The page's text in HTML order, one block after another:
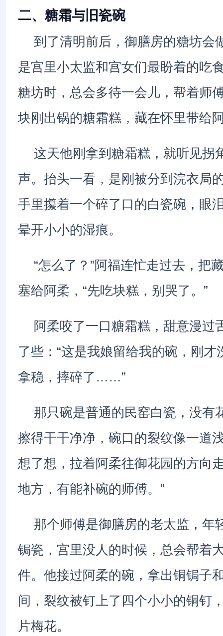
二、糖霜与旧瓷碗
到了清明前后，御膳房的糖坊会
是宫里小太监和宫女们最盼着的吃
糖坊时，总会多待一会儿，帮着师
块刚出锅的糖霜糕，藏在怀里带给
这天他刚拿到糖霜糕，就听见拐
声。抬头一看，是刚被分到浣衣局
手里攥着一个碎了口的白瓷碗，眼
晕开小小的湿痕。
“怎么了？”阿福连忙走过去，把
塞给阿柔，“先吃块糕，别哭了。”
阿柔咬了一口糖霜糕，甜意漫过
了些：“这是我娘留给我的碗，刚才
拿稳，摔碎了……”
那只碗是普通的民窑白瓷，没有
擦得干干净净，碗口的裂纹像一道
想了想，拉着阿柔往御花园的方向
地方，有能补碗的师傅。”
那个师傅是御膳房的老太监，年
锔瓷，宫里没人的时候，总会帮着
件。他接过阿柔的碗，拿出铜锔子
间，裂纹被钉上了四个小小的铜钉
片梅花。